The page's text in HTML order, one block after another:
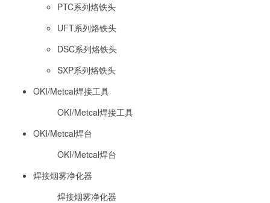
PTC系列烙铁头
UFT系列烙铁头
DSC系列烙铁头
SXP系列烙铁头
OKI/Metcal焊接工具
OKI/Metcal焊接工具
OKI/Metcal焊台
OKI/Metcal焊台
焊接烟雾净化器
焊接烟雾净化器